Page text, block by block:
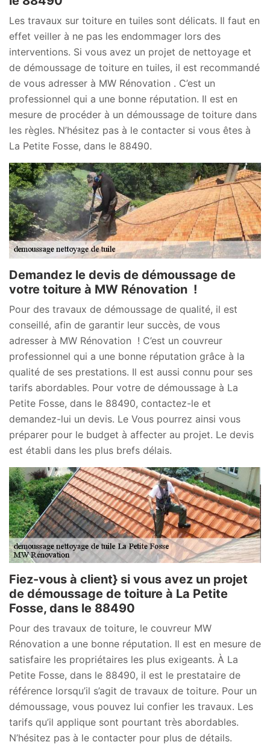
Les travaux sur toiture en tuiles sont délicats. Il faut en
effet veiller à ne pas les endommager lors des
interventions. Si vous avez un projet de nettoyage et
de démoussage de toiture en tuiles, il est recommandé
de vous adresser à MW Rénovation . C’est un
professionnel qui a une bonne réputation. Il est en
mesure de procéder à un démoussage de toiture dans
les règles. N’hésitez pas à le contacter si vous êtes à
La Petite Fosse, dans le 88490.
Demandez le devis de démoussage de
votre toiture à MW Rénovation !
Pour des travaux de démoussage de qualité, il est
conseillé, afin de garantir leur succès, de vous
adresser à MW Rénovation ! C’est un couvreur
professionnel qui a une bonne réputation grâce à la
qualité de ses prestations. Il est aussi connu pour ses
tarifs abordables. Pour votre de démoussage à La
Petite Fosse, dans le 88490, contactez-le et
demandez-lui un devis. Le Vous pourrez ainsi vous
préparer pour le budget à affecter au projet. Le devis
est établi dans les plus brefs délais.
Fiez-vous à client} si vous avez un projet
de démoussage de toiture à La Petite
Fosse, dans le 88490
Pour des travaux de toiture, le couvreur MW
Rénovation a une bonne réputation. Il est en mesure de
satisfaire les propriétaires les plus exigeants. À La
Petite Fosse, dans le 88490, il est le prestataire de
référence lorsqu’il s’agit de travaux de toiture. Pour un
démoussage, vous pouvez lui confier les travaux. Les
tarifs qu’il applique sont pourtant très abordables.
N’hésitez pas à le contacter pour plus de détails.